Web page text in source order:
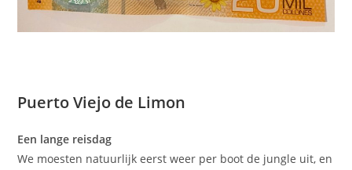
Puerto Viejo de Limon
Een lange reisdag
We moesten natuurlijk eerst weer per boot de jungle uit, en